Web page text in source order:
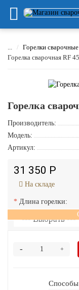
...
Горелки
Горелка сварочная RF
Горелка
Производитель:
Модель:
Артикул:
31 350 Р
На складе
Длина горелки:
+
-